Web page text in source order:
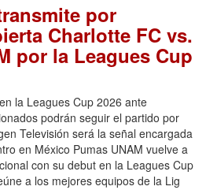
por
Charlotte FC vs.
por la Leagues Cup
la Leagues Cup 2026 ante
podrán seguir el partido por
Televisión será la señal encargada
en México Pumas UNAM vuelve a
con su debut en la Leagues Cup
a los mejores equipos de la Lig